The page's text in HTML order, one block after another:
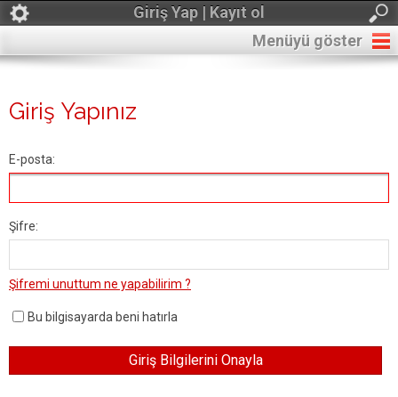
Giriş Yap | Kayıt ol
Menüyü göster
Giriş Yapınız
E-posta:
Şifre:
Şifremi unuttum ne yapabilirim ?
Bu bilgisayarda beni hatırla